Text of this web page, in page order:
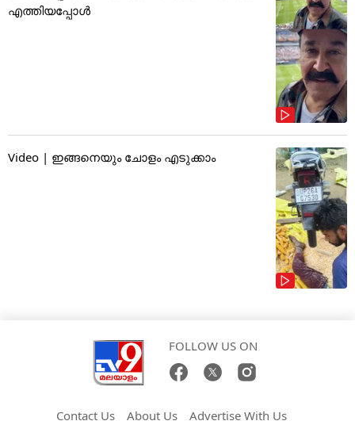
എത്തിയപ്പോൾ
Video | ഇങ്ങനെയും ചോളം എടുക്കാം
FOLLOW US ON
Contact Us About Us
Advertise With Us